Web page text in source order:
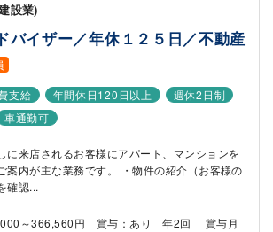
設業)
バイザー／年休１２５日／不動産
支給 年間休日120日以上
週休2日制
車通勤可
に来店されるお客様にアパート、マンションを
案内が主な業務です。 ・物件の紹介（お客様の
確認...
～366,560円 賞与：あり 年2回 賞与月